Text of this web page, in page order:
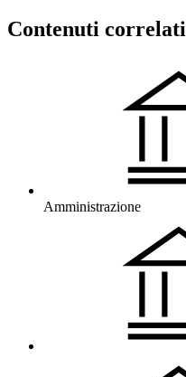
Contenuti correlati
Amministrazione